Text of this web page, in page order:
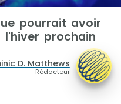
pourrait avoir
l'hiver prochain
D. Matthews
Rédacteur